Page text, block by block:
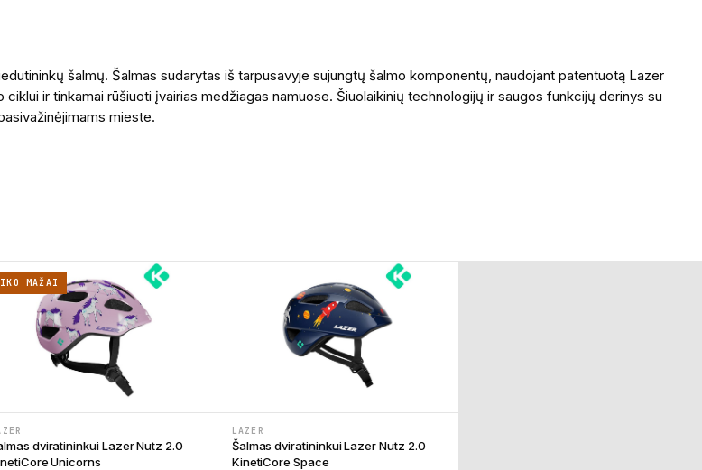
šalmų. Šalmas sudarytas iš tarpusavyje sujungtų šalmo komponentų, naudojant patentuotą Lazer
ir tinkamai rūšiuoti įvairias medžiagas namuose. Šiuolaikinių technologijų ir saugos funkcijų derinys su
mieste.
MAŽAI
dviratininkui Lazer Nutz 2.0
Unicorns
LAZER
Šalmas dviratininkui Lazer Nutz 2.0
KinetiCore Space